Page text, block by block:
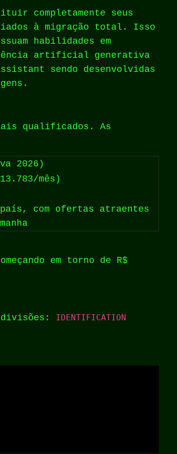
completamente seus
à migração total. Isso
habilidades em
artificial generativa
sendo desenvolvidas
qualificados. As
2026)
mês)
com ofertas atraentes
em torno de R$
divisões: IDENTIFICATION